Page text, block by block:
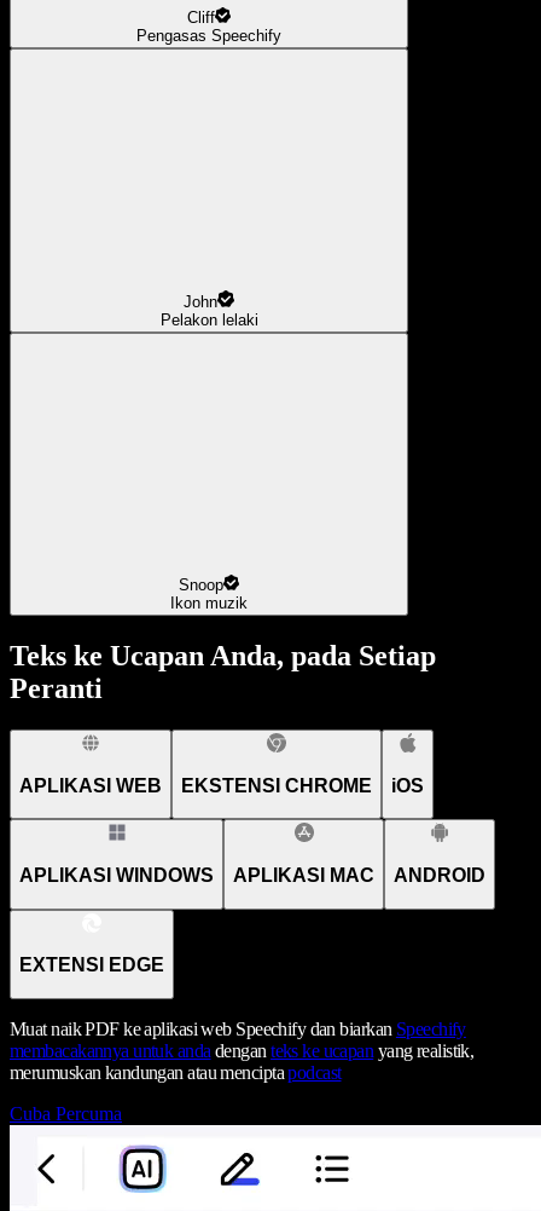
Cliff
Pengasas Speechify
John
Pelakon lelaki
Snoop
Ikon muzik
Teks ke Ucapan Anda, pada Setiap
Peranti
APLIKASI WEB EKSTENSI CHROME iOS
APLIKASI WINDOWS APLIKASI MAC ANDROID
EXTENSI EDGE
Muat naik PDF ke aplikasi web Speechify dan biarkan Speechify
membacakannya untuk anda denganteks ke ucapan yang realistik,
merumuskan kandungan atau menciptapodcast
Cuba Percuma